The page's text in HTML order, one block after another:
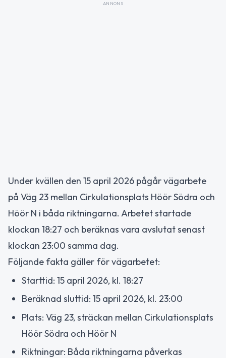
ANNONS
Under kvällen den 15 april 2026 pågår vägarbete
på Väg 23 mellan Cirkulationsplats Höör Södra och
Höör N i båda riktningarna. Arbetet startade
klockan 18:27 och beräknas vara avslutat senast
klockan 23:00 samma dag.
Följande fakta gäller för vägarbetet:
Starttid: 15 april 2026, kl. 18:27
Beräknad sluttid: 15 april 2026, kl. 23:00
Plats: Väg 23, sträckan mellan Cirkulationsplats
Höör Södra och Höör N
Riktningar: Båda riktningarna påverkas